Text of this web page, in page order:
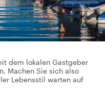
dem lokalen Gastgeber
Machen Sie sich also
Lebensstil warten auf